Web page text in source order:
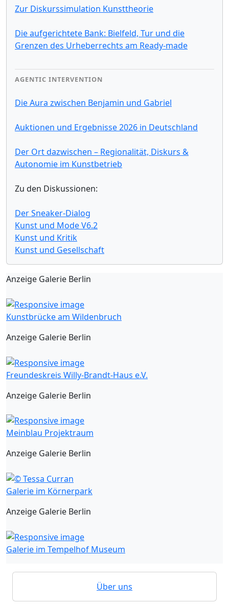
Zur Diskurssimulation Kunsttheorie
Die aufgerichtete Bank: Bielfeld, Tur und die
Grenzen des Urheberrechts am Ready-made
AGENTIC INTERVENTION
Die Aura zwischen Benjamin und Gabriel
Auktionen und Ergebnisse 2026 in Deutschland
Der Ort dazwischen – Regionalität, Diskurs &
Autonomie im Kunstbetrieb
Zu den Diskussionen:
Der Sneaker-Dialog
Kunst und Mode V6.2
Kunst und Kritik
Kunst und Gesellschaft
Anzeige Galerie Berlin
Kunstbrücke am Wildenbruch
Anzeige Galerie Berlin
Freundeskreis Willy-Brandt-Haus e.V.
Anzeige Galerie Berlin
Meinblau Projektraum
Anzeige Galerie Berlin
Galerie im Körnerpark
Anzeige Galerie Berlin
Galerie im Tempelhof Museum
Über uns